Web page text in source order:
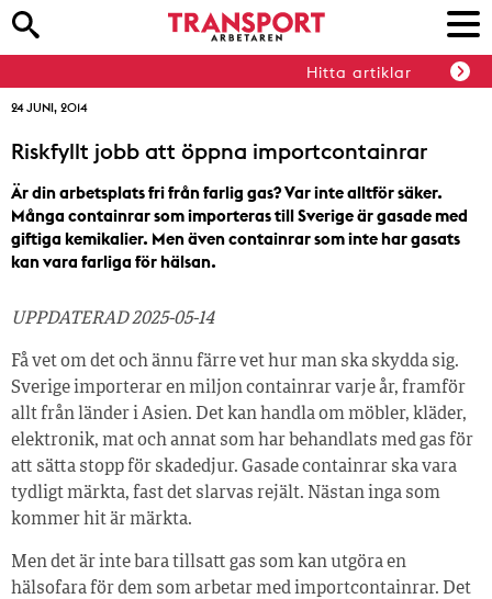
Hitta artiklar
24 JUNI, 2014
Riskfyllt jobb att öppna importcontainrar
Är din arbetsplats fri från farlig gas? Var inte alltför säker.
Många containrar som importeras till Sverige är gasade med
giftiga kemikalier. Men även containrar som inte har gasats
kan vara farliga för hälsan.
UPPDATERAD 2025-05-14
Få vet om det och ännu färre vet hur man ska skydda sig.
Sverige importerar en miljon containrar varje år, framför
allt från länder i Asien. Det kan handla om möbler, kläder,
elektronik, mat och annat som har behandlats med gas för
att sätta stopp för skadedjur. Gasade containrar ska vara
tydligt märkta, fast det slarvas rejält. Nästan inga som
kommer hit är märkta.
Men det är inte bara tillsatt gas som kan utgöra en
hälsofara för dem som arbetar med importcontainrar. Det